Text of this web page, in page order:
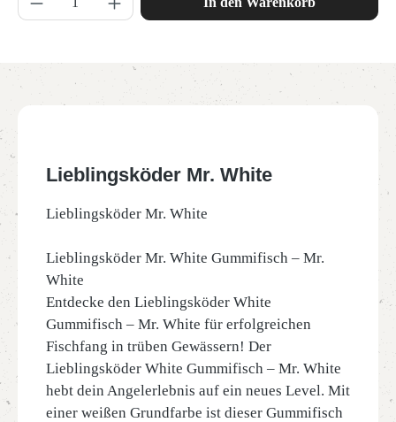
Lieblingsköder Mr. White
Lieblingsköder Mr. White
Lieblingsköder Mr. White Gummifisch – Mr.
White
Entdecke den Lieblingsköder White
Gummifisch – Mr. White für erfolgreichen
Fischfang in trüben Gewässern! Der
Lieblingsköder White Gummifisch – Mr. White
hebt dein Angelerlebnis auf ein neues Level. Mit
einer weißen Grundfarbe ist dieser Gummifisch